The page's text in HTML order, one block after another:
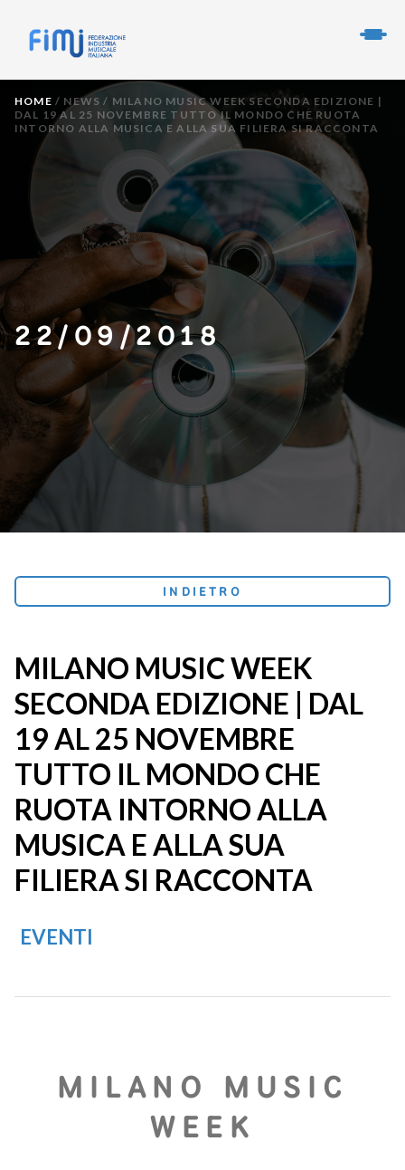
HOME / NEWS / MILANO MUSIC WEEK SECONDA EDIZIONE |
DAL 19 AL 25 NOVEMBRE TUTTO IL MONDO CHE RUOTA
INTORNO ALLA MUSICA E ALLA SUA FILIERA SI RACCONTA
22/09/2018
INDIETRO
MILANO MUSIC WEEK
SECONDA EDIZIONE | DAL
19 AL 25 NOVEMBRE
TUTTO IL MONDO CHE
RUOTA INTORNO ALLA
MUSICA E ALLA SUA
FILIERA SI RACCONTA
EVENTI
MILANO MUSIC
WEEK